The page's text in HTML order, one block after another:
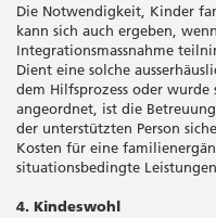
Die Notwendigkeit, Kinder
kann sich auch ergeben,
Integrationsmassnahme
Dient eine solche
dem Hilfsprozess oder
angeordnet, ist die
der unterstützten Person
Kosten für eine
situationsbedingte
4. Kindeswohl